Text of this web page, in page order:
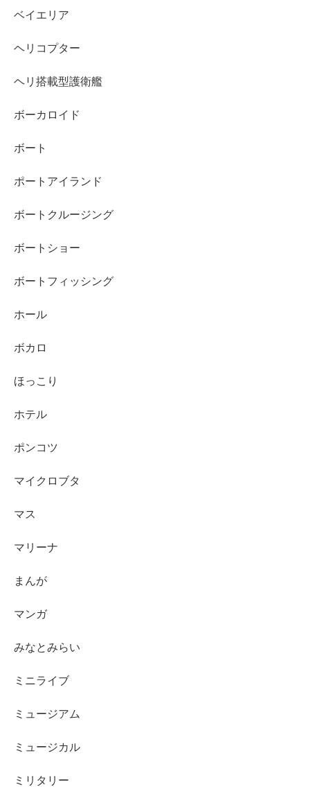
ベイエリア
ヘリコプター
ヘリ搭載型護衛艦
ボーカロイド
ボート
ポートアイランド
ボートクルージング
ボートショー
ボートフィッシング
ホール
ボカロ
ほっこり
ホテル
ポンコツ
マイクロブタ
マス
マリーナ
まんが
マンガ
みなとみらい
ミニライブ
ミュージアム
ミュージカル
ミリタリー